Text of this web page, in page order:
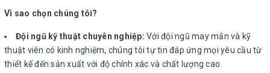
Vì sao chọn chúng tôi?
Đội ngũ kỹ thuật chuyên nghiệp: Với đội ngũ may mắn và kỹ
thuật viên có kinh nghiệm, chúng tôi tự tin đáp ứng mọi yêu cầu từ
thiết kế đến sản xuất với độ chính xác và chất lượng cao.